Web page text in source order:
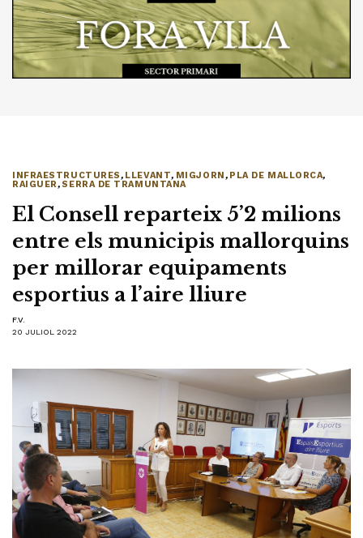
INFRAESTRUCTURES, LLEVANT, MIGJORN, PLA DE MALLORCA,
RAIGUER,SERRA DE TRAMUNTANA
El Consell reparteix 5’2 milions
entre els municipis mallorquins
per millorar equipaments
esportius a l’aire lliure
F.V.
20 JULIOL 2022